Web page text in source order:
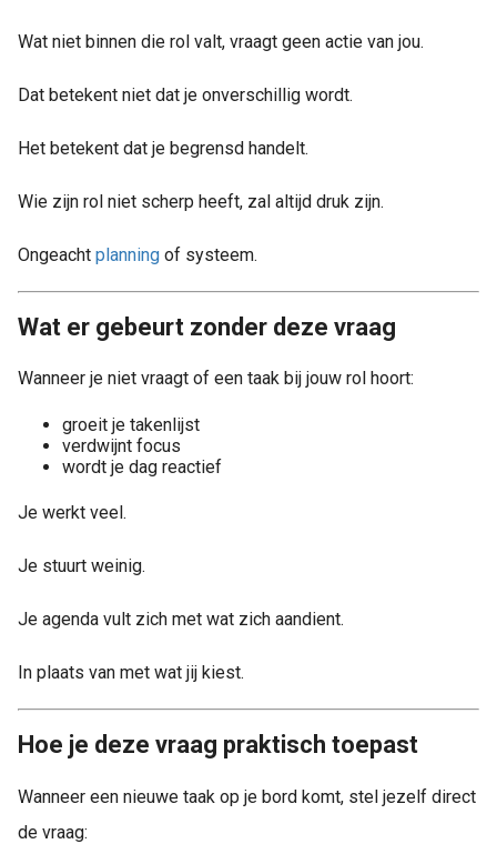
Wat niet binnen die rol valt, vraagt geen actie van jou.
Dat betekent niet dat je onverschillig wordt.
Het betekent dat je begrensd handelt.
Wie zijn rol niet scherp heeft, zal altijd druk zijn.
Ongeacht planning of systeem.
Wat er gebeurt zonder deze vraag
Wanneer je niet vraagt of een taak bij jouw rol hoort:
groeit je takenlijst
verdwijnt focus
wordt je dag reactief
Je werkt veel.
Je stuurt weinig.
Je agenda vult zich met wat zich aandient.
In plaats van met wat jij kiest.
Hoe je deze vraag praktisch toepast
Wanneer een nieuwe taak op je bord komt, stel jezelf direct
de vraag: